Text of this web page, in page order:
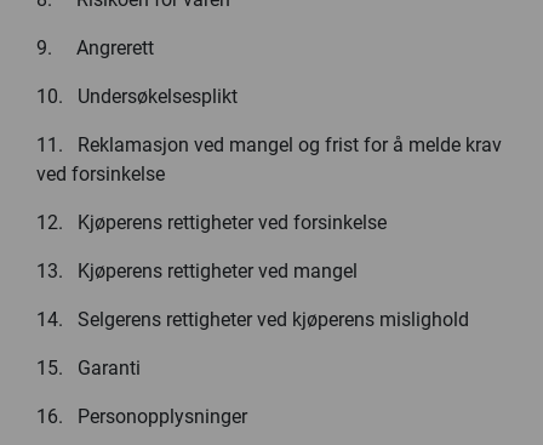
9. Angrerett
10. Undersøkelsesplikt
11. Reklamasjon ved mangel og frist for å melde krav
ved forsinkelse
12. Kjøperens rettigheter ved forsinkelse
13. Kjøperens rettigheter ved mangel
14. Selgerens rettigheter ved kjøperens mislighold
15. Garanti
16. Personopplysninger